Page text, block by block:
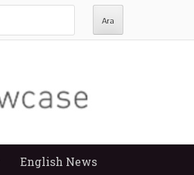
English News